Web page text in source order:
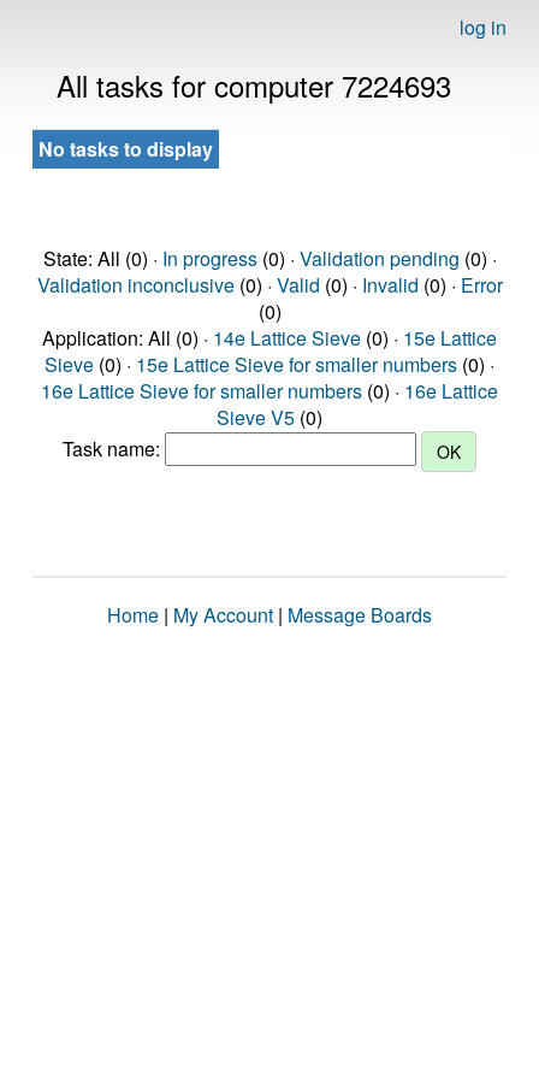
log in
All tasks for computer 7224693
No tasks to display
State: All (0) · In progress(0) · Validation pending (0) ·
Validation inconclusive(0) · Valid (0) · Invalid (0) · Error
(0)
Application: All (0) · 14e Lattice Sieve (0) · 15e Lattice
Sieve (0) · 15e Lattice Sieve for smaller numbers (0) ·
16e Lattice Sieve for smaller numbers (0) · 16e Lattice
Sieve V5 (0)
Task name:
Home | My Account | Message Boards